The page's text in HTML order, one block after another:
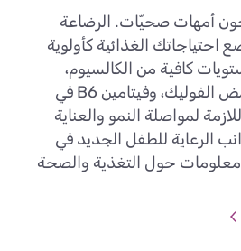
أمهات صحيّات. الرضاعة
الغذائية كأولوية
كافية من الكالسيوم،
المغنيسيوم، الزنك، حمض الفوليك، وفيتامين B6 في
لمواصلة النمو والعناية
الرعاية للطفل الجديد في
حول التغذية والصحة